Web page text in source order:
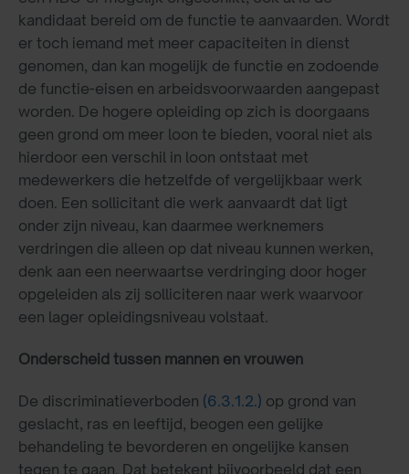
kandidaat bereid om de functie te aanvaarden. Wordt
er toch iemand met meer capaciteiten in dienst
genomen, dan kan mogelijk de functie en zodoende
de functie-eisen en arbeidsvoorwaarden aangepast
worden. De hogere opleiding op zich is doorgaans
geen grond om meer loon te bieden, vooral niet als
hierdoor een verschil in loon ontstaat met
medewerkers die hetzelfde of vergelijkbaar werk
doen. Een sollicitant die werk aanvaardt dat ligt
onder zijn niveau, kan daarmee werknemers
verdringen die alleen op dat niveau kunnen werken,
denk aan een neerwaartse verdringing door hoger
opgeleiden als zij solliciteren naar werk waarvoor
een lager opleidingsniveau volstaat.
Onderscheid tussen mannen en vrouwen
De discriminatieverboden (6.3.1.2.) op grond van
geslacht, ras en leeftijd, beogen een gelijke
behandeling te bevorderen en ongelijke kansen
tegen te gaan. Dat betekent bijvoorbeeld dat een